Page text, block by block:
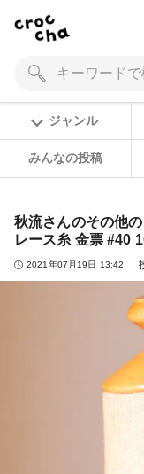
ジャンル
みんなの投稿
秋流さんのその他
レース糸 金票 #40
2021年07月19日 13:42